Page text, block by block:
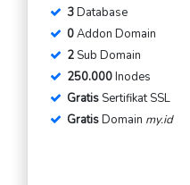
3Database
0Addon Domain
2 Sub Domain
250.000Inodes
Gratis Sertifikat SSL
GratisDomain my.id